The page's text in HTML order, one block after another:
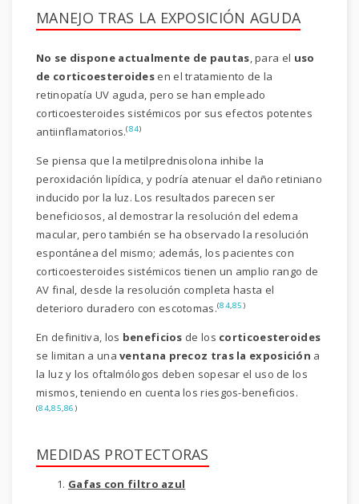
MANEJO TRAS LA EXPOSICIÓN AGUDA
No se dispone actualmente de pautas, para el uso
de corticoesteroides en el tratamiento de la
retinopatía UV aguda, pero se han empleado
corticoesteroides sistémicos por sus efectos potentes
antiinflamatorios.(84)
Se piensa que la metilprednisolona inhibe la
peroxidación lipídica, y podría atenuar el daño retiniano
inducido por la luz. Los resultados parecen ser
beneficiosos, al demostrar la resolución del edema
macular, pero también se ha observado la resolución
espontánea del mismo; además, los pacientes con
corticoesteroides sistémicos tienen un amplio rango de
AV final, desde la resolución completa hasta el
deterioro duradero con escotomas.(84,85 )
En definitiva, los beneficios de los corticoesteroides
se limitan a unaventana precoz tras la exposición a
la luz y los oftalmólogos deben sopesar el uso de los
mismos, teniendo en cuenta los riesgos-beneficios.
(84,85,86 )
MEDIDAS PROTECTORAS
Gafas con filtro azul